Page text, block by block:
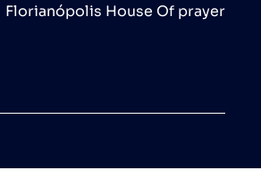
Florianópolis House Of prayer